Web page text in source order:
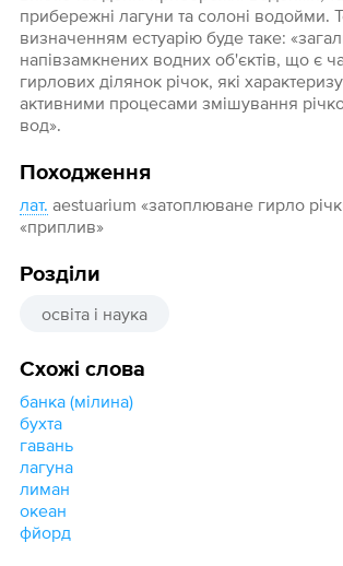
прибережні лагуни та солоні водойми.
визначенням естуарію буде таке:
напівзамкнених водних об'єктів, що є
гирлових ділянок річок, які
активними процесами змішування
вод».
Походження
лат. aestuarium «затоплюване гирло
«приплив»
Розділи
освіта і наука
Схожі слова
банка (мілина)
бухта
гавань
лагуна
лиман
океан
фйорд